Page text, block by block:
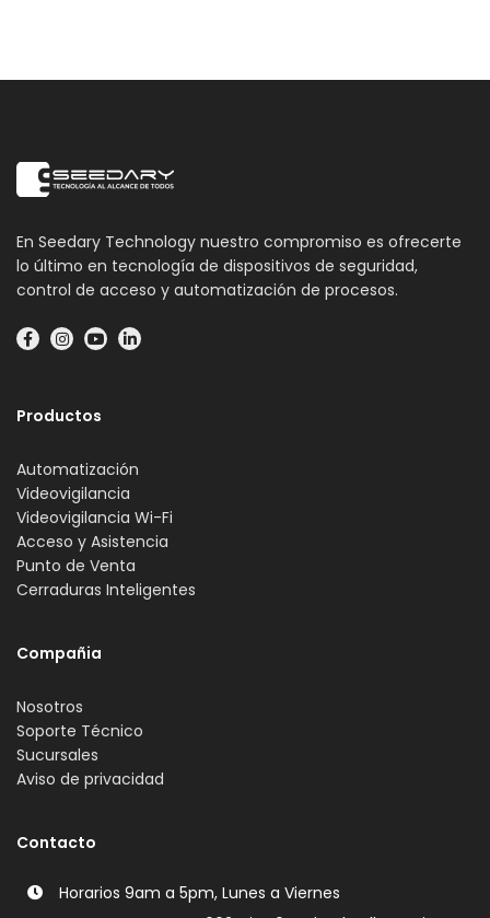
En Seedary Technology nuestro compromiso es ofrecerte
lo último en tecnología de dispositivos de seguridad,
control de acceso y automatización de procesos.
Productos
Automatización
Videovigilancia
Videovigilancia Wi-Fi
Acceso y Asistencia
Punto de Venta
Cerraduras Inteligentes
Compañia
Nosotros
Soporte Técnico
Sucursales
Aviso de privacidad
Contacto
Horarios 9am a 5pm, Lunes a Viernes